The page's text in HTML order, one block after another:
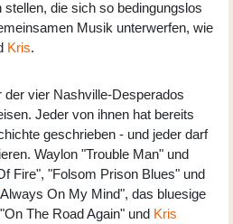
stellen, die sich so bedingungslos
Musik unterwerfen, wie
Kris.
der vier Nashville-Desperados
Jeder von ihnen hat bereits
geschrieben - und jeder darf
Waylon "Trouble Man" und
Fire", "Folsom Prison Blues" und
On My Mind", das bluesige
The Road Again" und Kris